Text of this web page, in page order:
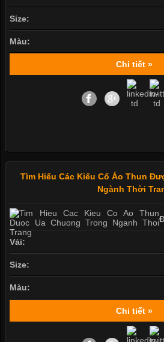
Size:
Màu:
Chi tiết »
Tìm Hiểu Các Kiểu Cổ Áo Thun
Ngành Thời
Vải:
Size:
Màu:
Chi tiết »